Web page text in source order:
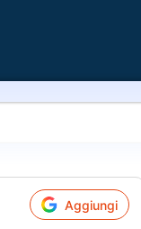
Aggiungi